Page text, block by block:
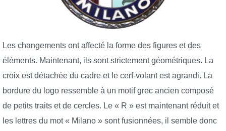
Les changements ont affecté la forme des figures et des
éléments. Maintenant, ils sont strictement géométriques. La
croix est détachée du cadre et le cerf-volant est agrandi. La
bordure du logo ressemble à un motif grec ancien composé
de petits traits et de cercles. Le « R » est maintenant réduit et
les lettres du mot « Milano » sont fusionnées, il semble donc